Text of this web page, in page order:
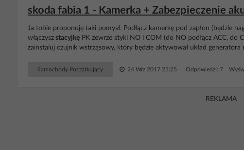
skoda fabia 1 - Kamerka + Zabezpieczenie
Ja tobie proponuję taki pomysł. Podłącz kamerkę pod zapłon (będzie
włączysz stacyjkę PK zewrze styki NO i COM (do NO podłącz ACC, do
zainstaluj czujnik wstrząsowy, który będzie aktywował układ
Samochody Początkujący 24 Wrz 2017 23:25 Odpowiedzi: 7
REKLAMA